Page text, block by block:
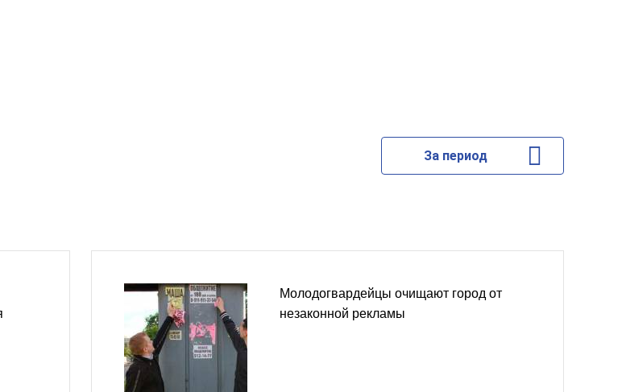
За период
Молодогвардейцы очищают город от
незаконной рекламы